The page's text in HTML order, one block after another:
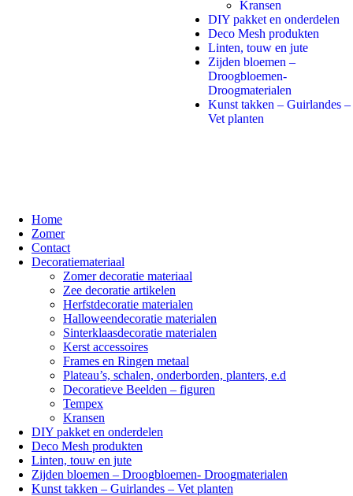
Kransen
DIY pakket en onderdelen
Deco Mesh produkten
Linten, touw en jute
Zijden bloemen –
Droogbloemen-
Droogmaterialen
Kunst takken – Guirlandes –
Vet planten
Home
Zomer
Contact
Decoratiemateriaal
Zomer decoratie materiaal
Zee decoratie artikelen
Herfstdecoratie materialen
Halloweendecoratie materialen
Sinterklaasdecoratie materialen
Kerst accessoires
Frames en Ringen metaal
Plateau’s, schalen, onderborden, planters, e.d
Decoratieve Beelden – figuren
Tempex
Kransen
DIY pakket en onderdelen
Deco Mesh produkten
Linten, touw en jute
Zijden bloemen – Droogbloemen- Droogmaterialen
Kunst takken – Guirlandes – Vet planten